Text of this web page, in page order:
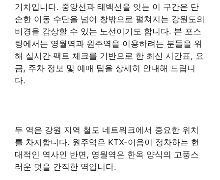
기차입니다. 중앙선과 태백선을 잇는 이 구간은 단
순한 이동 수단을 넘어 창밖으로 펼쳐지는 강원도의
비경을 감상할 수 있는 노선이기도 합니다. 본 포스
팅에서는 영월역과 원주역을 이용하려는 분들을 위
해 실시간 팩트 체크를 기반으로 한 최신 시간표, 요
금, 주차 정보 및 예매 팁을 상세히 안내해 드립니
다.
두 역은 강원 지역 철도 네트워크에서 중요한 위치
를 차지합니다. 원주역은 KTX-이음이 정차하는 현
대적인 역사인 반면, 영월역은 한옥 양식의 고풍스
러운 멋을 간직한 역입니다.